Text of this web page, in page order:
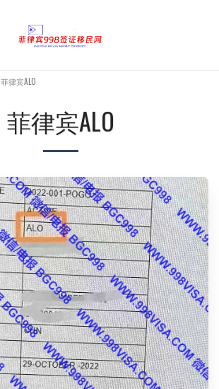
菲律宾ALO
菲律宾ALO